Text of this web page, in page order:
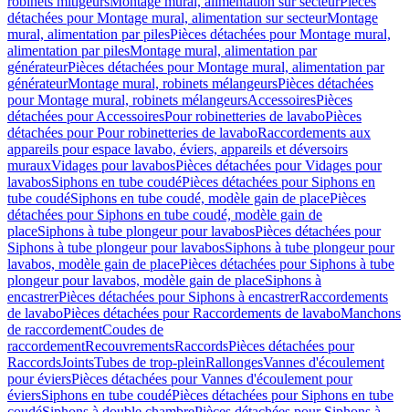
détachées pour Montage mural, alimentation sur secteurMontage
mural, alimentation par pilesPièces détachées pour Montage mural,
alimentation par pilesMontage mural, alimentation par
générateurPièces détachées pour Montage mural, alimentation par
générateurMontage mural, robinets mélangeursPièces détachées
pour Montage mural, robinets mélangeursAccessoiresPièces
détachées pour AccessoiresPour robinetteries de lavaboPièces
détachées pour Pour robinetteries de lavaboRaccordements aux
appareils pour espace lavabo, éviers, appareils et déversoirs
murauxVidages pour lavabosPièces détachées pour Vidages pour
lavabosSiphons en tube coudéPièces détachées pour Siphons en
tube coudéSiphons en tube coudé, modèle gain de placePièces
détachées pour Siphons en tube coudé, modèle gain de
placeSiphons à tube plongeur pour lavabosPièces détachées pour
Siphons à tube plongeur pour lavabosSiphons à tube plongeur pour
lavabos, modèle gain de placePièces détachées pour Siphons à tube
plongeur pour lavabos, modèle gain de placeSiphons à
encastrerPièces détachées pour Siphons à encastrerRaccordements
de lavaboPièces détachées pour Raccordements de lavaboManchons
de raccordementCoudes de
raccordementRecouvrementsRaccordsPièces détachées pour
RaccordsJointsTubes de trop-pleinRallongesVannes d'écoulement
pour éviersPièces détachées pour Vannes d'écoulement pour
éviersSiphons en tube coudéPièces détachées pour Siphons en tube